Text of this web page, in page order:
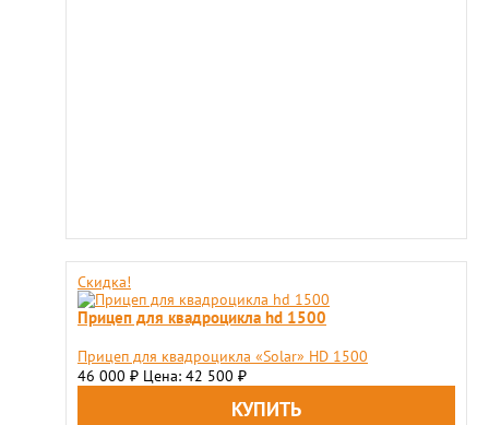
Скидка!
Прицеп для квадроцикла hd 1500
Прицеп для квадроцикла «Solar» HD 1500
46 000 ₽ Цена: 42 500 ₽